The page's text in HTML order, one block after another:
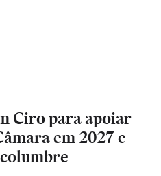
Ciro para apoiar
em 2027 e